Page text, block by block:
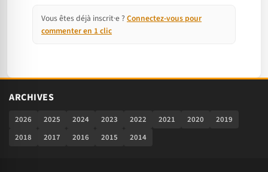
Vous êtes déjà inscrit·e ? Connectez-vous pour
commenter en 1 clic
ARCHIVES
2026 2025 2024 2023 2022 2021 2020
2019
2018
2017 2016 2015 2014